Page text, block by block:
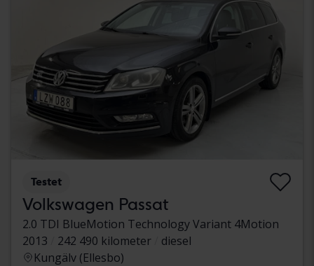
Testet
Volkswagen Passat
2.0 TDI BlueMotion Technology Variant 4Motion
2013
242 490 kilometer
diesel
Kungälv (Ellesbo)